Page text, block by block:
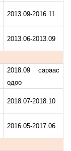
2013.09-2016.11
2013.06-2013.09
2018.09 сараас
одоо
2018.07-2018.10
2016.05-2017.06